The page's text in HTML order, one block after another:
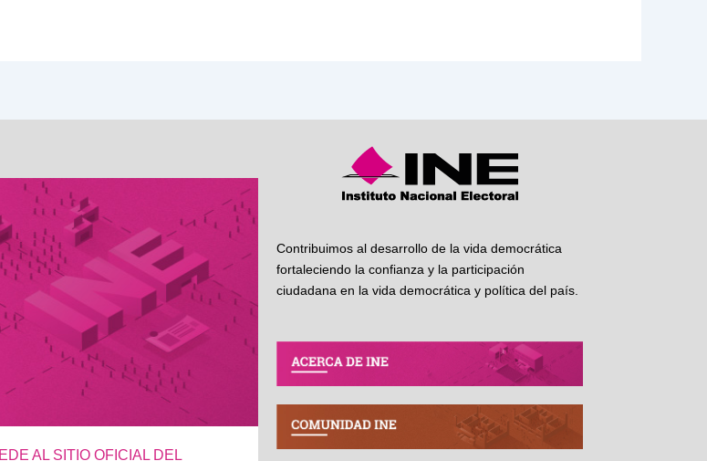
AL SITIO OFICIAL DEL
Contribuimos al desarrollo de la vida democrática
fortaleciendo la confianza y la participación
ciudadana en la vida democrática y política del país.